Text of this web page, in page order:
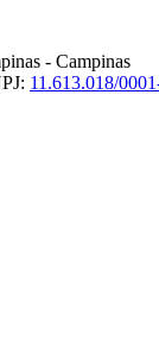
- Campinas
11.613.018/